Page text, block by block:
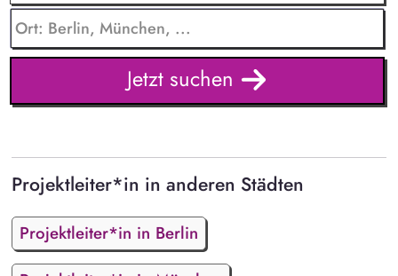
Jetzt suchen
Projektleiter*in in anderen Städten
Projektleiter*in in Berlin